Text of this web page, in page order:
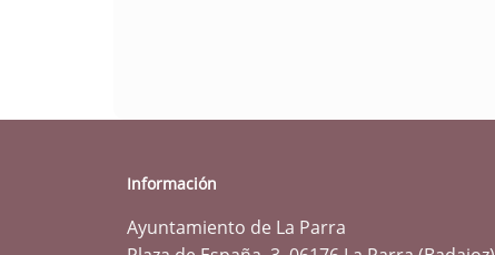
Información
Ayuntamiento de La Parra